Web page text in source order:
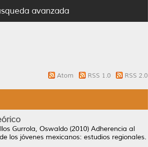
avanzada
Atom RSS 1.0 RSS 2.0
Gurrola, Oswaldo (2010) Adherencia al
los jóvenes mexicanos: estudios regionales.